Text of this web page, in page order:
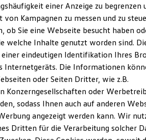
und Lebensdauer
Förderung
Konnektivität
Software 6
Versionen und Updates
Extras
zu Ihrem ID.
einer Anzeige zu begrenzen
Kampagnen zu messen und zu
ob Sie eine Webseite besucht haben
welche Inhalte genutzt worden sind.
eindeutigen Identifikation Ihres
Internetgeräts. Die Informationen
oder Seiten Dritter, wie z.B.
Konzerngesellschaften oder
sodass Ihnen auch auf anderen
angezeigt werden kann. Wir
Dritten für die Verarbeitung solcher